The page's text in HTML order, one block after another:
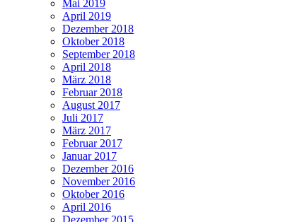
Mai 2019
April 2019
Dezember 2018
Oktober 2018
September 2018
April 2018
März 2018
Februar 2018
August 2017
Juli 2017
März 2017
Februar 2017
Januar 2017
Dezember 2016
November 2016
Oktober 2016
April 2016
Dezember 2015